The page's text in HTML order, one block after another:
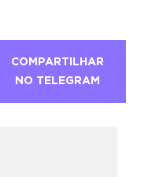
COMPARTILHAR
NO TELEGRAM